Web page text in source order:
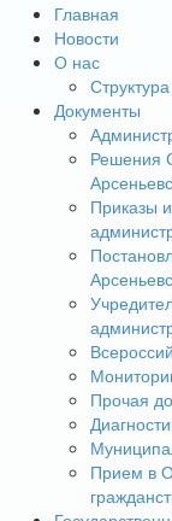
Главная
Новости
О нас
Документы
Решения
Приказы
Прочая
Прием в